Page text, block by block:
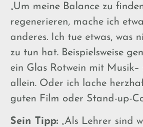
„Um meine Balance zu
regenerieren, mache ich
anderes. Ich tue etwas, was
zu tun hat. Beispielsweise
ein Glas Rotwein mit Musik–
allein. Oder ich lache
guten Film oder Stand-up-
Sein Tipp: „Als Lehrer sind